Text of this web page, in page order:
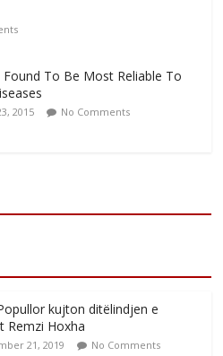
To Be Most Reliable To
2015 No Comments
kujton ditëlindjen e
Remzi Hoxha
21, 2019 No Comments